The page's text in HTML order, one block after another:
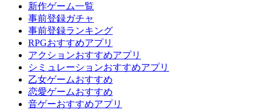
新作ゲーム一覧
事前登録ガチャ
事前登録ランキング
RPGおすすめアプリ
アクションおすすめアプリ
シミュレーションおすすめアプリ
乙女ゲームおすすめ
恋愛ゲームおすすめ
音ゲーおすすめアプリ